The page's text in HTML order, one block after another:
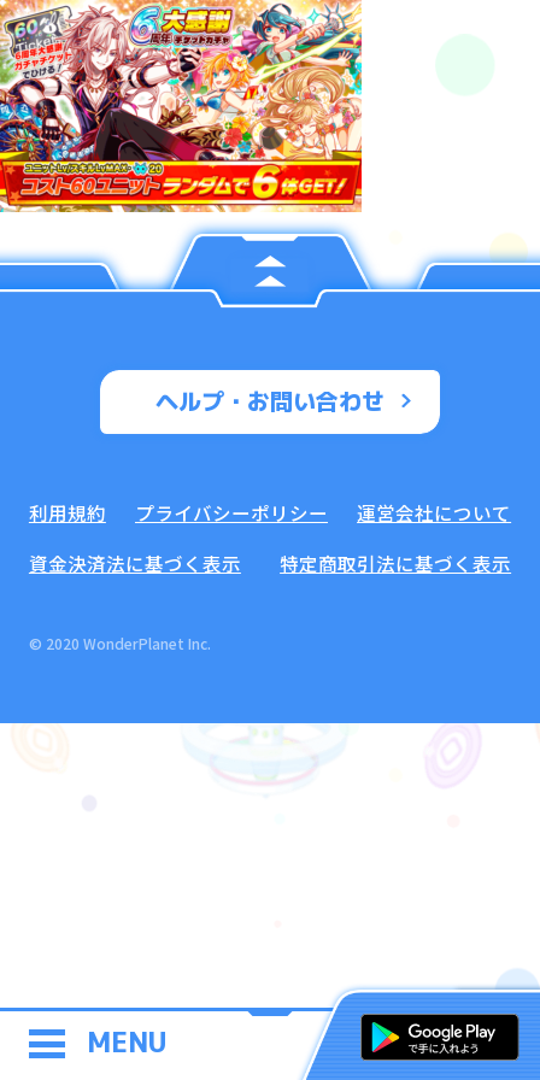
MENU
ヘルプ・お問い合わせ
利用規約 プライバシーポリシー
運営会社について
資金決済法に基づく表示
特定商取引法に基づく表示
© 2020 WonderPlanet Inc.